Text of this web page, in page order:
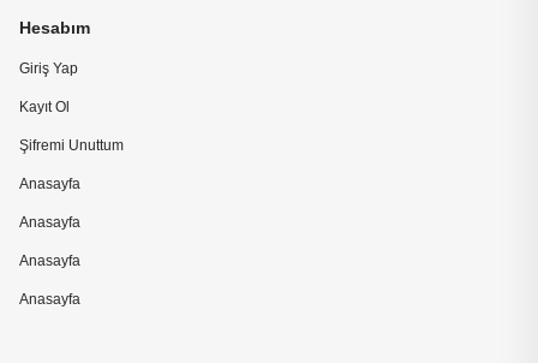
Hesabım
Giriş Yap
Kayıt Ol
Şifremi Unuttum
Anasayfa
Anasayfa
Anasayfa
Anasayfa